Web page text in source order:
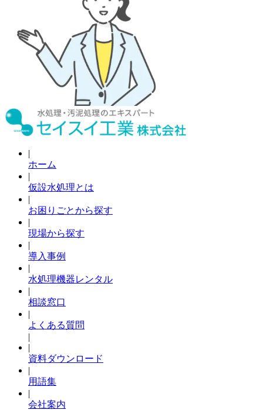
|
ホーム
|
仮設水処理とは
|
お困りごとから探す
|
現場から探す
|
導入事例
|
水処理機器レンタル
|
相談窓口
|
よくある質問
|
|
資料ダウンロード
|
用語集
|
会社案内